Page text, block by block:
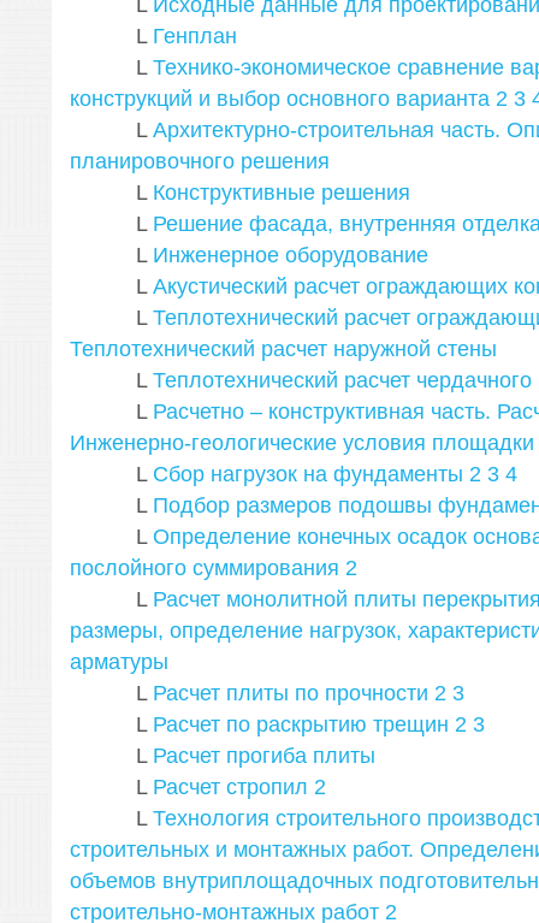
L Исходные данные для
L Генплан
L Технико-экономическое сравнение
конструкций и выбор основного варианта 2 3
L Архитектурно-строительная часть.
планировочного решения
L Конструктивные решения
L Решение фасада, внутренняя
L Инженерное оборудование
L Акустический расчет ограждающих
L Теплотехнический расчет
Теплотехнический расчет наружной стены
L Теплотехнический расчет
L Расчетно – конструктивная часть.
Инженерно-геологические условия площадки
L Сбор нагрузок на фундаменты 2 3 4
L Подбор размеров подошвы
L Определение конечных осадок
послойного суммирования 2
L Расчет монолитной плиты
размеры, определение нагрузок,
арматуры
L Расчет плиты по прочности 2 3
L Расчет по раскрытию трещин 2 3
L Расчет прогиба плиты
L Расчет стропил 2
L Технология строительного
строительных и монтажных работ.
объемов внутриплощадочных
строительно-монтажных работ 2